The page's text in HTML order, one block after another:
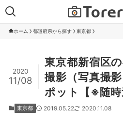
ホーム 都道府県から探す 東京都
東京都新宿区
撮影（写真撮
ポット【※随時
2020
11/08
東京都 2019.05.22 2020.11.08